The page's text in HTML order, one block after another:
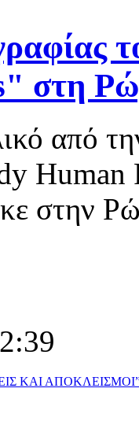
στη
από
Human
στην